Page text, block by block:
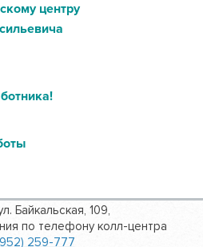
центру
Байкальская, 109,
по телефону колл-центра
259-777